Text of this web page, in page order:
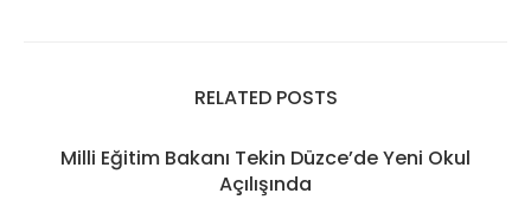
RELATED POSTS
Milli Eğitim Bakanı Tekin Düzce’de Yeni Okul
Açılışında